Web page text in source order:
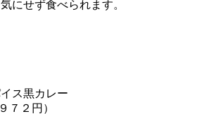
にせず食べられます。
ス黒カレー
７２円）